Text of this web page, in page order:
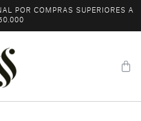
POR COMPRAS SUPERIORES A